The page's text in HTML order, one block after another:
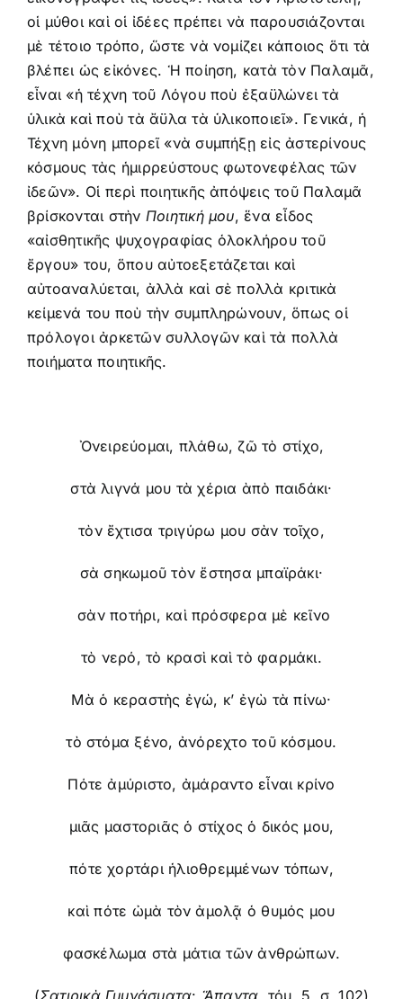
οἱ μύθοι καὶ οἱ ἰδέες πρέπει νὰ παρουσιάζονται
μὲ τέτοιο τρόπο, ὥστε νὰ νομίζει κάποιος ὅτι τὰ
βλέπει ὡς εἰκόνες. Ἡ ποίηση, κατὰ τὸν Παλαμᾶ,
εἶναι «ἡ τέχνη τοῦ Λόγου ποὺ ἐξαϋλώνει τὰ
ὑλικὰ καὶ ποὺ τὰ ἄϋλα τὰ ὑλικοποιεῖ». Γενικά, ἡ
Τέχνη μόνη μπορεῖ «νὰ συμπήξῃ εἰς ἀστερίνους
κόσμους τὰς ἡμιρρεύστους φωτονεφέλας τῶν
ἰδεῶν». Οἱ περὶ ποιητικῆς ἀπόψεις τοῦ Παλαμᾶ
βρίσκονται στὴν Ποιητική μου, ἕνα εἶδος
«αἰσθητικῆς ψυχογραφίας ὁλοκλήρου τοῦ
ἔργου» του, ὅπου αὐτοεξετάζεται καὶ
αὐτοαναλύεται, ἀλλὰ καὶ σὲ πολλὰ κριτικὰ
κείμενά του ποὺ τὴν συμπληρώνουν, ὅπως οἱ
πρόλογοι ἀρκετῶν συλλογῶν καὶ τὰ πολλὰ
ποιήματα ποιητικῆς.
Ὀνειρεύομαι, πλάθω, ζῶ τὸ στίχο,
στὰ λιγνά μου τὰ χέρια ὰπὸ παιδάκι·
τὸν ἔχτισα τριγύρω μου σὰν τοῖχο,
σὰ σηκωμοῦ τὸν ἔστησα μπαϊράκι·
σὰν ποτήρι, καὶ πρόσφερα μὲ κεῖνο
τὸ νερό, τὸ κρασὶ καὶ τὸ φαρμάκι.
Μὰ ὁ κεραστὴς ἐγώ, κ’ ἐγὼ τὰ πίνω·
τὸ στόμα ξένο, ἀνόρεχτο τοῦ κόσμου.
Πότε ἀμύριστο, ἀμάραντο εἶναι κρίνο
μιᾶς μαστοριᾶς ὁ στίχος ὁ δικός μου,
πότε χορτάρι ἡλιοθρεμμένων τόπων,
καὶ πότε ὠμὰ τὸν ἀμολᾷ ὁ θυμός μου
φασκέλωμα στὰ μάτια τῶν ἀνθρώπων.
(Σατιρικὰ Γυμνάσματα: Ἅπαντα , τόμ. 5, σ. 102)